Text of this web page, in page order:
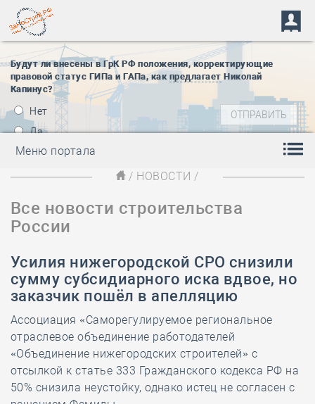
Будут ли внесены в ГрК РФ положения, корректирующие
правовой статус ГИПа и ГАПа, как предлагает Николай
Капинус?
Нет
Да
Меню портала
/ НОВОСТИ /
Все новости строительства
России
Усилия нижегородской СРО снизили
сумму субсидиарного иска вдвое, но
заказчик пошёл в апелляцию
Ассоциация «Саморегулируемое региональное
отраслевое объединение работодателей
«Объединение нижегородских строителей» с
отсылкой к статье 333 Гражданского кодекса РФ на
50% снизила неустойку, однако истец не согласен с